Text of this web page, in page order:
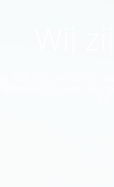
Wij
Wij zijn verhuisd
Openingstijden: Ma: